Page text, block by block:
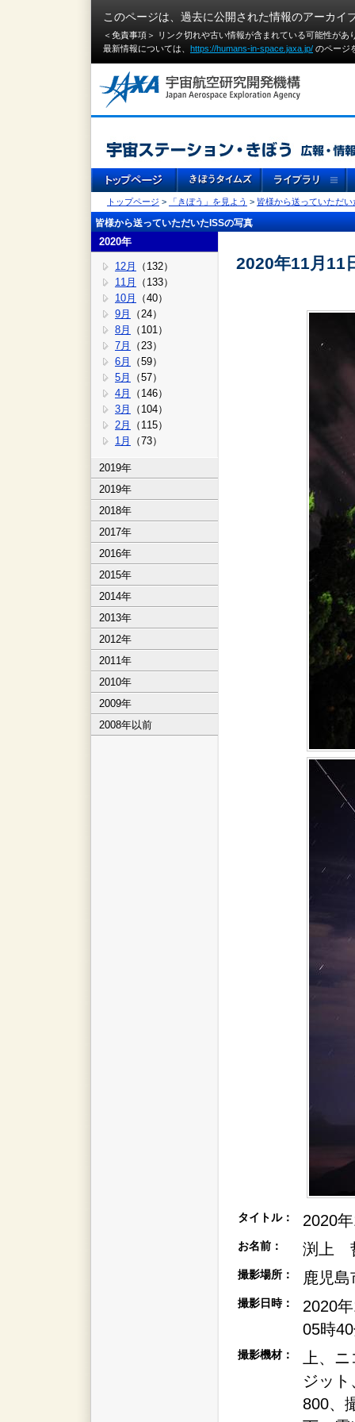
このページは、過去に公開された情報のアーカイ
＜免責事項＞ リンク切れや古い情報が含まれている可能性が
最新情報については、 https://humans-in-space.jaxa.jp/ のページ
トップページ > 「きぼう」を見よう > 皆様から送っていただい
皆様から送っていただいたISSの写真
2020年
12月
（132）
11月
（133）
10月
（40）
9月
（24）
8月
（101）
7月
（23）
6月
（59）
5月
（57）
4月
（146）
3月
（104）
2月
（115）
1月
（73）
2019年
2019年
2018年
2017年
2016年
2015年
2014年
2013年
2012年
2011年
2010年
2009年
2008年以前
2020年11月11
タイトル： 2020
お名前： 渕上
撮影場所： 鹿児
撮影日時：
2020
05時
撮影機材：
上、
ジッ
800、